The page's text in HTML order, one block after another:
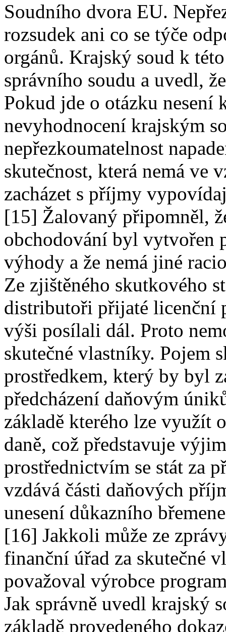
Soudního dvora EU.
rozsudek ani co se týče
orgánů. Krajský soud k
správního soudu a uvedl,
Pokud jde o otázku
nevyhodnocení krajským
nepřezkoumatelnost
skutečnost, která nemá ve
zacházet s příjmy
[15] Žalovaný připomněl,
obchodování byl vytvořen
výhody a že nemá jiné
Ze zjištěného skutkového
distributoři přijaté licenční
výši posílali dál. Proto
skutečné vlastníky. Pojem
prostředkem, který by byl
předcházení daňovým
základě kterého lze využít
daně, což představuje
prostřednictvím se stát za
vzdává části daňových
unesení důkazního
[16] Jakkoli může ze
finanční úřad za skutečné
považoval výrobce
Jak správně uvedl krajský
základě provedeného